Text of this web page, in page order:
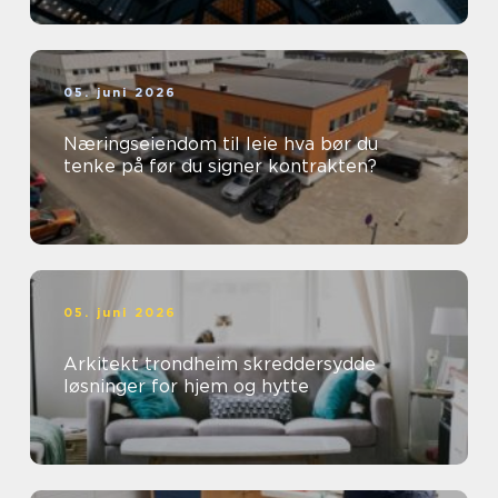
05. juni 2026
Næringseiendom til leie hva bør du
tenke på før du signer kontrakten?
05. juni 2026
Arkitekt trondheim skreddersydde
løsninger for hjem og hytte